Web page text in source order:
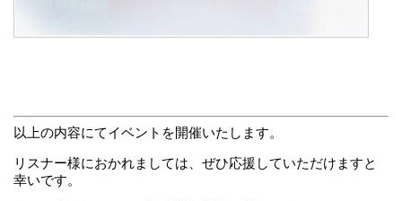
以上の内容にてイベントを開催いたします。
リスナー様におかれましては、ぜひ応援していただけますと
幸いです。